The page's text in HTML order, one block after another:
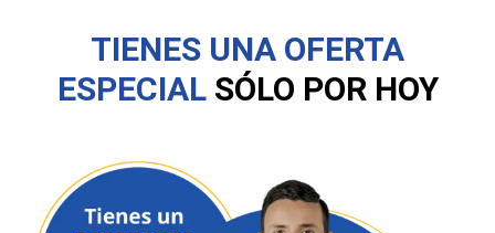
TIENES UNA OFERTA
ESPECIAL SÓLO POR HOY